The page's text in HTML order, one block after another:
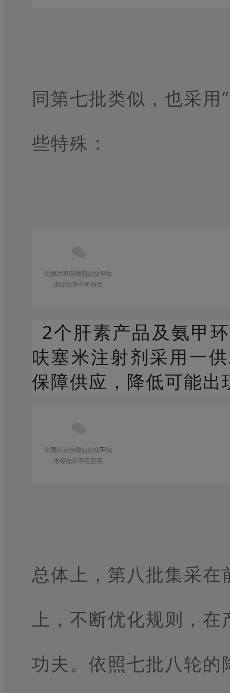
同第七批类似，也采用
些特殊：
2个肝素产品及氨甲
呋塞米注射剂采用一
保障供应，降低可能出
总体上，第八批集采
上，不断优化规则，
功夫。依照七批八轮